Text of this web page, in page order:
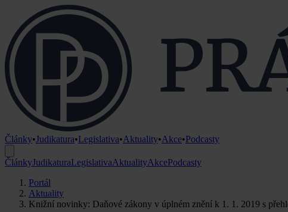
Články•Judikatura•Legislativa•Aktuality•Akce•Podcasty
ČlánkyJudikaturaLegislativaAktualityAkcePodcasty
Portál
Aktuality
Knižní novinky: Daňové zákony v úplném znění k 1. 1. 2019 s